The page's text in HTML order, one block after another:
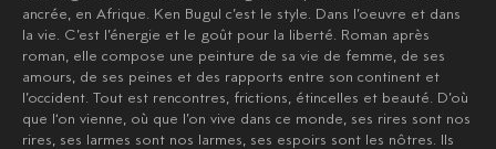
ancrée, en Afrique. Ken Bugul c’est le style. Dans l’oeuvre et dans
la vie. C’est l’énergie et le goût pour la liberté. Roman après
roman, elle compose une peinture de sa vie de femme, de ses
amours, de ses peines et des rapports entre son continent et
l’occident. Tout est rencontres, frictions, étincelles et beauté. D’où
que l‘on vienne, où que l’on vive dans ce monde, ses rires sont nos
rires, ses larmes sont nos larmes, ses espoirs sont les nôtres. Ils